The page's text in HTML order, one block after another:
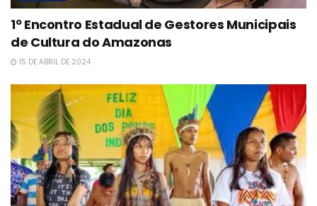
1º Encontro Estadual de Gestores Municipais
de Cultura do Amazonas
15 DE ABRIL DE 2024